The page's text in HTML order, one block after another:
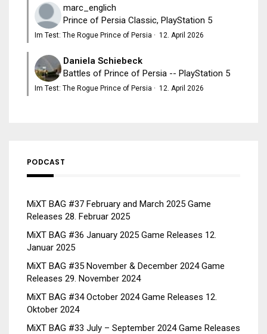
marc_englich
Prince of Persia Classic, PlayStation 5
Im Test: The Rogue Prince of Persia · 12. April 2026
Daniela Schiebeck
Battles of Prince of Persia -- PlayStation 5
Im Test: The Rogue Prince of Persia · 12. April 2026
PODCAST
MiXT BAG #37 February and March 2025 Game
Releases 28. Februar 2025
MiXT BAG #36 January 2025 Game Releases 12.
Januar 2025
MiXT BAG #35 November & December 2024 Game
Releases 29. November 2024
MiXT BAG #34 October 2024 Game Releases 12.
Oktober 2024
MiXT BAG #33 July – September 2024 Game Releases